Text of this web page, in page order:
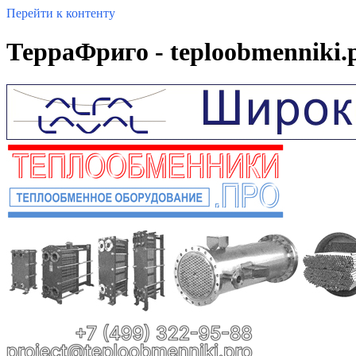
Перейти к контенту
ТерраФриго -